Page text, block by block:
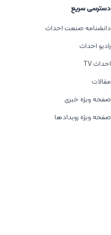
دسترسی سریع
دانشنامه صنعت احداث
رادیو احداث
احداث TV
مقالات
صفحه ویژه خبری
صفحه ویژه رویدادها